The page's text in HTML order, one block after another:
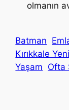
olmanın
Batman
Kırıkkale
Yaşam Ofta